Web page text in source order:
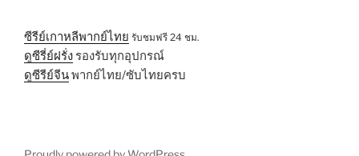
ซีรีย์เกาหลีพากย์ไทย รับชมฟรี 24 ชม.
ดูซีรี่ย์ฝรั่ง รองรับทุกอุปกรณ์
ดูซีรีย์จีนพากย์ไทย/ซับไทยครบ